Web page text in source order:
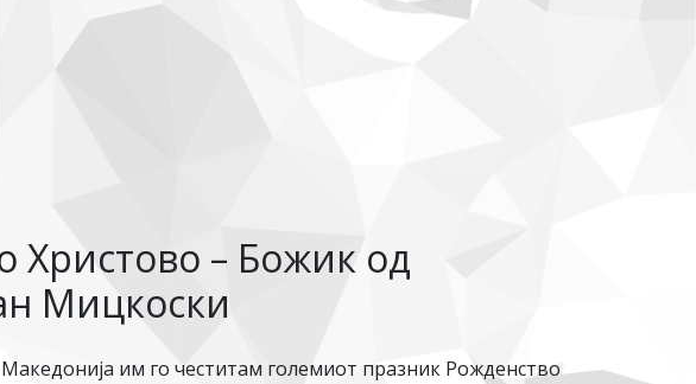
Христово – Божик од
Мицкоски
им го честитам големиот празник Рожденство